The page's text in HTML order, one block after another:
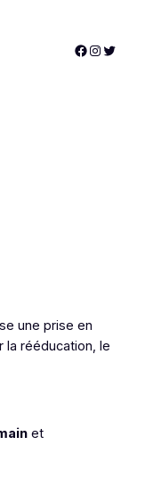
Facebook
Twitter
une prise en
la rééducation, le
et